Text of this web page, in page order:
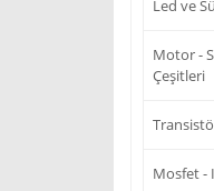
Led ve
Motor -
Çeşitleri
Mosfet -